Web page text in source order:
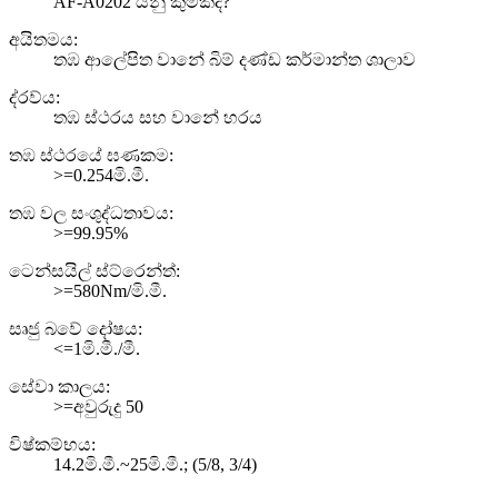
අයිතමය:
තඹ ආලේපිත වානේ බිම් දණ්ඩ කර්මාන්ත ශාලාව
ද්රව්ය:
තඹ ස්ථරය සහ වානේ හරය
තඹ ස්ථරයේ ඝණකම:
>=0.254මි.මී.
තඹ වල සංශුද්ධතාවය:
>=99.95%
ටෙන්සයිල් ස්ට්රෙන්ත්:
>=580Nm/මි.මී.
සෘජු බවේ දෝෂය:
<=1මි.මී./මී.
සේවා කාලය:
>=අවුරුදු 50
විෂ්කම්භය:
14.2මි.මී.~25මි.මී.; (5/8, 3/4)